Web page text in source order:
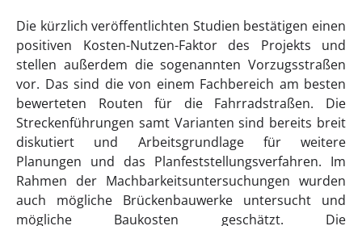
Die kürzlich veröffentlichten Studien bestätigen einen
positiven Kosten-Nutzen-Faktor des Projekts und
stellen außerdem die sogenannten Vorzugsstraßen
vor. Das sind die von einem Fachbereich am besten
bewerteten Routen für die Fahrradstraßen. Die
Streckenführungen samt Varianten sind bereits breit
diskutiert und Arbeitsgrundlage für weitere
Planungen und das Planfeststellungsverfahren. Im
Rahmen der Machbarkeitsuntersuchungen wurden
auch mögliche Brückenbauwerke untersucht und
mögliche Baukosten geschätzt. Die